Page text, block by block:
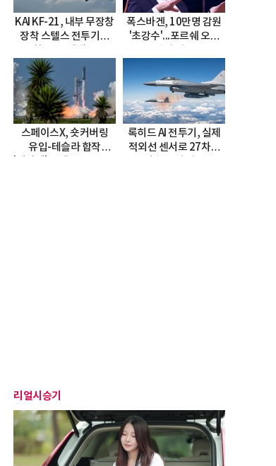
KAI KF-21, 내부 무장창
장착 스텔스 전투기로
폭스바겐, 10만명 감원
'초강수'...포르쉐 오너
스페이스X, 숏커버링
유입-테슬라 합작
록히드 AI 전투기, 실제
적외선 센서로 27차례
리얼시승기